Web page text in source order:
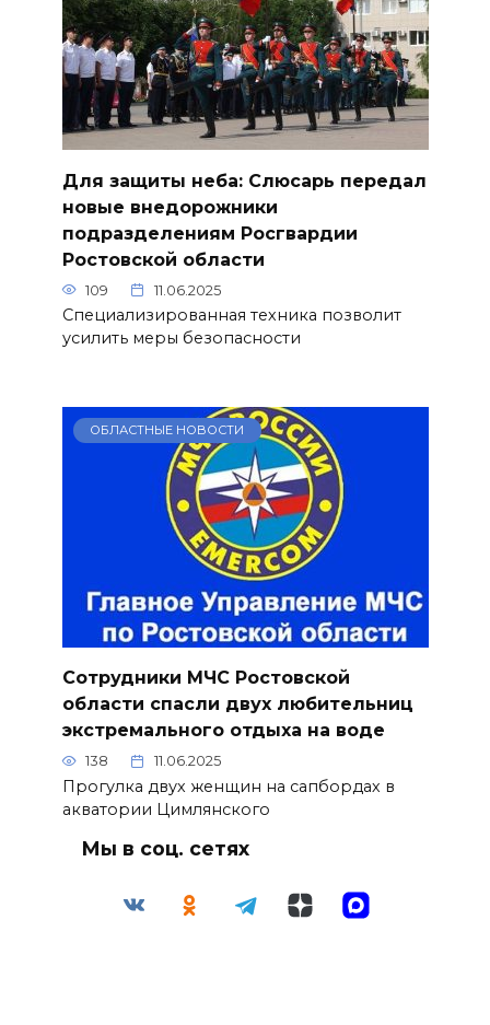
Для защиты неба: Слюсарь передал
новые внедорожники
подразделениям Росгвардии
Ростовской области
109 11.06.2025
Специализированная техника позволит
усилить меры безопасности
ОБЛАСТНЫЕ НОВОСТИ
Сотрудники МЧС Ростовской
области спасли двух любительниц
экстремального отдыха на воде
138 11.06.2025
Прогулка двух женщин на сапбордах в
акватории Цимлянского
Мы в соц. сетях